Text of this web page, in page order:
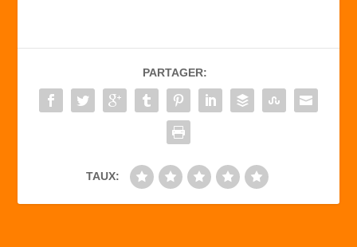
b
o
o
d
o
n
er
PARTAGER:
TAUX: